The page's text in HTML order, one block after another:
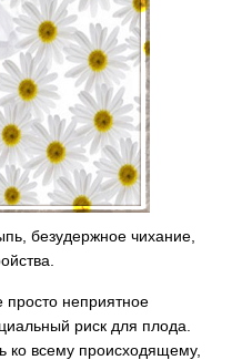
безудержное чихание,
просто неприятное
риск для плода.
ко всему происходящему,